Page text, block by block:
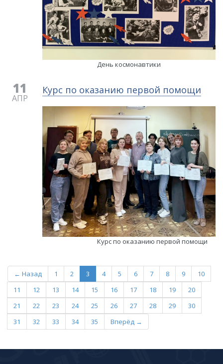
День космонавтики
11
АПР
Курс по оказанию первой помощи
Курс по оказанию первой помощи
← Назад 1 2 3 4 5 6 7 8 9
10
11
12 13 14 15 16 17 18 19
20
21
22 23 24 25 26 27 28 29
30
31
32 33 34 35 Вперёд →